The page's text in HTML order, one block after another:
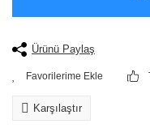
Ürünü Paylaş
Karşılaştır